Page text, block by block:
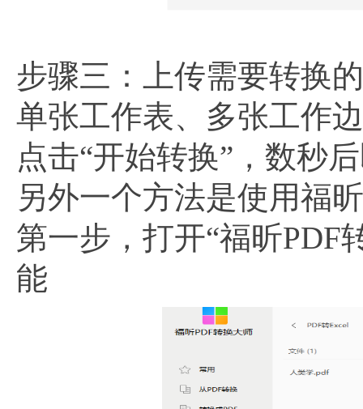
步骤三：上传需要转换
单张工作表、多张工作
点击“开始转换”，数秒
另外一个方法是使用福
第一步，打开“福昕PDF
能